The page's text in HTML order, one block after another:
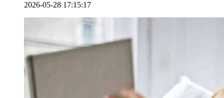
2026-05-28 17:15:17